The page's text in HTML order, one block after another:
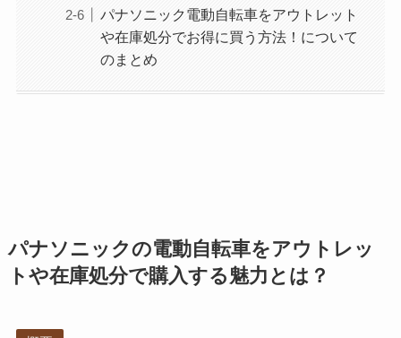
パナソニック電動自転車をアウトレット
や在庫処分でお得に買う方法！について
のまとめ
パナソニックの電動自転車をアウトレッ
トや在庫処分で購入する魅力とは？